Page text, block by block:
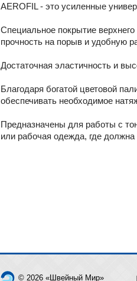
AEROFIL - это усиленные
Специальное покрытие верхнего
прочность на порыв и удобную
Достаточная эластичность и
Благодаря богатой цветовой
обеспечивать необходимое
Предназначены для работы с
или рабочая одежда, где
© 2026 «Швейный Мир»